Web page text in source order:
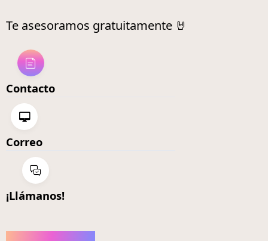
Te asesoramos gratuitamente 🤘
Contacto
Correo
¡Llámanos!